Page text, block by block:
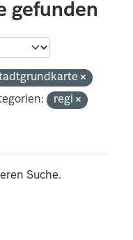
gefunden
regi
Suche.